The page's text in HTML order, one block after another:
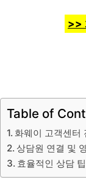
>>
Table of
화웨이 고객센터
상담원 연결 및
효율적인 상담 팁